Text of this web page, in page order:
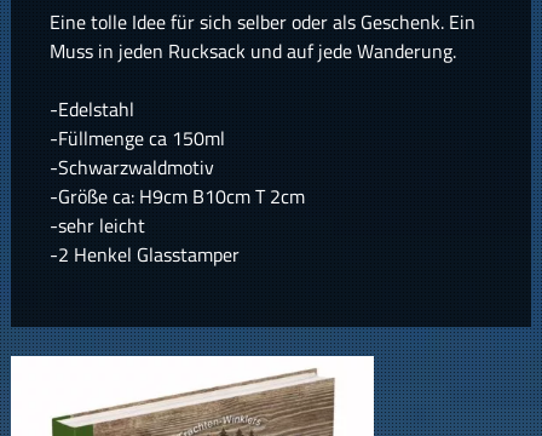
Eine tolle Idee für sich selber oder als Geschenk. Ein
Muss in jeden Rucksack und auf jede Wanderung.
-Edelstahl
-Füllmenge ca 150ml
-Schwarzwaldmotiv
-Größe ca: H9cm B10cm T 2cm
-sehr leicht
-2 Henkel Glasstamper